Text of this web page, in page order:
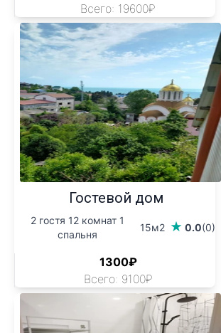
Всего: 19600₽
Гостевой дом
2 гостя 12 комнат 1
спальня
15м2 0.0(0)
1300₽
Всего: 9100₽